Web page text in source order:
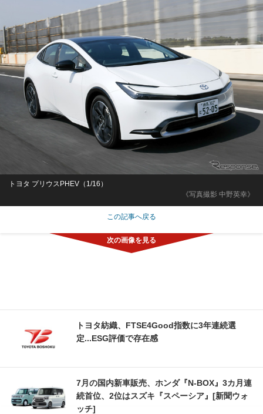
《写真撮影 中野英幸》
トヨタ プリウスPHEV（1/16）
この記事へ戻る
トヨタ紡織、FTSE4Good指数に3年連続選
定...ESG評価で存在感
7月の国内新車販売、ホンダ『N-BOX』3カ月連
続首位、2位はスズキ『スペーシア』[新聞ウォ
ッチ]